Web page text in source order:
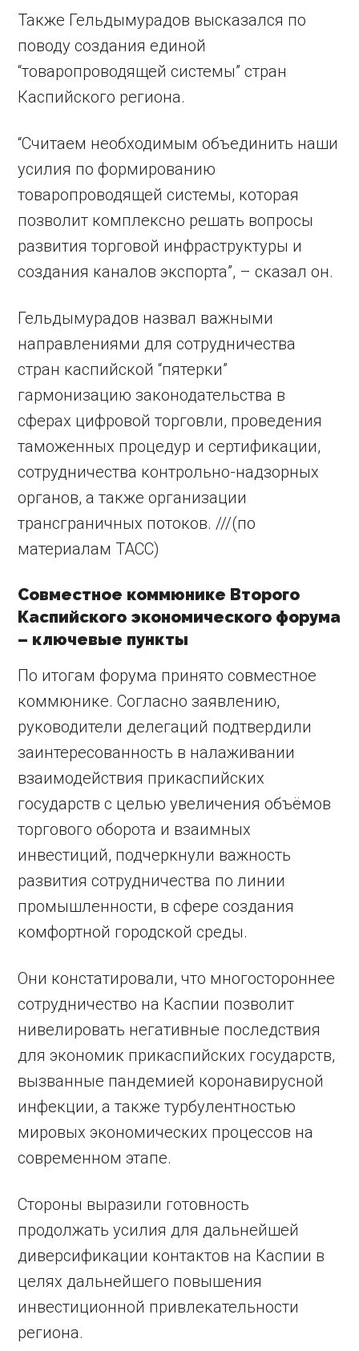
Также Гельдымурадов высказался по
поводу создания единой
“товаропроводящей системы” стран
Каспийского региона.
“Считаем необходимым объединить наши
усилия по формированию
товаропроводящей системы, которая
позволит комплексно решать вопросы
развития торговой инфраструктуры и
создания каналов экспорта”, – сказал он.
Гельдымурадов назвал важными
направлениями для сотрудничества
стран каспийской “пятерки”
гармонизацию законодательства в
сферах цифровой торговли, проведения
таможенных процедур и сертификации,
сотрудничества контрольно-надзорных
органов, а также организации
трансграничных потоков. ///(по
материалам ТАСС)
Совместное коммюнике Второго
Каспийского экономического форума
– ключевые пункты
По итогам форума принято совместное
коммюнике. Согласно заявлению,
руководители делегаций подтвердили
заинтересованность в налаживании
взаимодействия прикаспийских
государств с целью увеличения объёмов
торгового оборота и взаимных
инвестиций, подчеркнули важность
развития сотрудничества по линии
промышленности, в сфере создания
комфортной городской среды.
Они констатировали, что многостороннее
сотрудничество на Каспии позволит
нивелировать негативные последствия
для экономик прикаспийских государств,
вызванные пандемией коронавирусной
инфекции, а также турбулентностью
мировых экономических процессов на
современном этапе.
Стороны выразили готовность
продолжать усилия для дальнейшей
диверсификации контактов на Каспии в
целях дальнейшего повышения
инвестиционной привлекательности
региона.